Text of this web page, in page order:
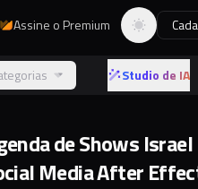
Assine o Premium Alternar
Studio de IA
de Shows Israel
Media After